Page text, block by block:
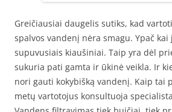
Greičiausiai daugelis sutiks, kad
spalvos vandenį nėra smagu. Ypač kai
supuvusiais kiaušiniai. Taip yra dėl
sukuria pati gamta ir ūkinė veikla. Ir
nori gauti kokybišką vandenį. Kaip tai
metų vartotojus konsultuoja